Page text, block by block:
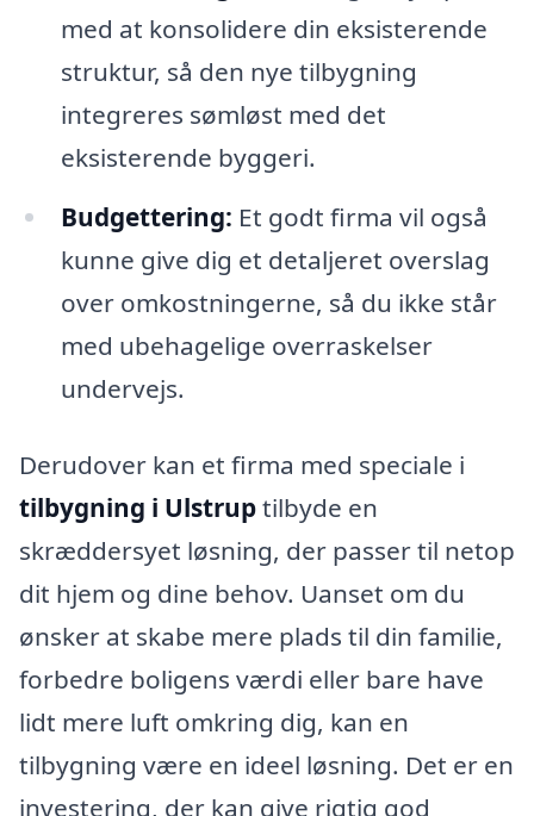
med at konsolidere din eksisterende
struktur, så den nye tilbygning
integreres sømløst med det
eksisterende byggeri.
Budgettering: Et godt firma vil også
kunne give dig et detaljeret overslag
over omkostningerne, så du ikke står
med ubehagelige overraskelser
undervejs.
Derudover kan et firma med speciale i
tilbygning i Ulstruptilbyde en
skræddersyet løsning, der passer til netop
dit hjem og dine behov. Uanset om du
ønsker at skabe mere plads til din familie,
forbedre boligens værdi eller bare have
lidt mere luft omkring dig, kan en
tilbygning være en ideel løsning. Det er en
investering, der kan give rigtig god